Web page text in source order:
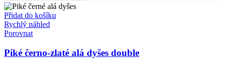
Přidat do košíku
Rychlý náhled
Porovnat
Piké černo-zlaté alá dyšes double